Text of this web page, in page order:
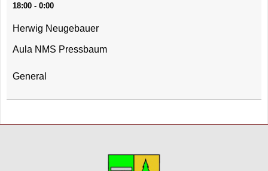
18:00 - 0:00
Herwig Neugebauer
Aula NMS Pressbaum
General